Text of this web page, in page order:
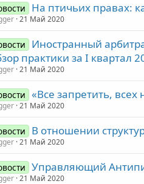
На птичьих правах:
21 Май 2020
Иностранный
практики за I квартал
21 Май 2020
«Все запретить,
21 Май 2020
В отношении
21 Май 2020
Управляющий
21 Май 2020